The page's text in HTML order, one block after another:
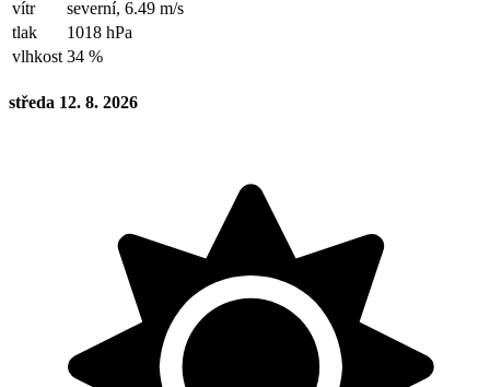
vítr
severní, 6.49 m/s
tlak
1018 hPa
vlhkost 34 %
středa 12. 8. 2026